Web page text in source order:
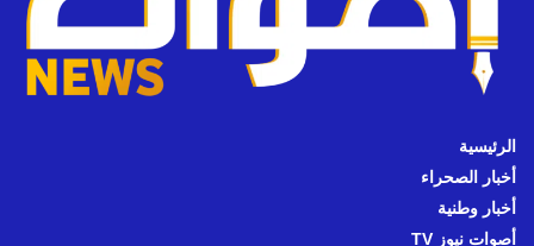
الرئيسية
أخبار الصحراء
أخبار وطنية
أصوات نيوز TV